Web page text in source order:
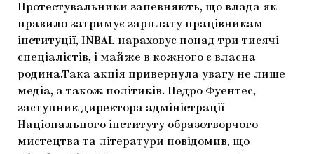
Протестувальники запевняють, що влада як
правило затримує зарплату працівникам
інституції, INBAL нараховує понад три тисячі
спеціалістів, і майже в кожного є власна
родина.Така акція привернула увагу не лише
медіа, а також політиків. Педро Фуентес,
заступник директора адміністрації
Національного інституту образотворчого
мистецтва та літератури повідомив, що